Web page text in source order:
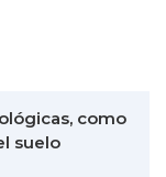
como
suelo